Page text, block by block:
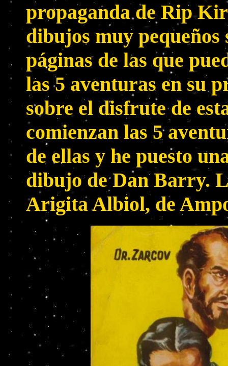
propaganda de Rip
dibujos muy pequeños
páginas de las que
las 5 aventuras en su
sobre el disfrute de
comienzan las 5
de ellas y he puesto
dibujo de Dan Barry.
Arigita Albiol, de